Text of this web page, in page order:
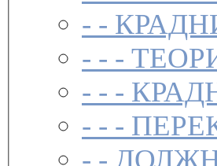
- -
- - -
- - -
- - -